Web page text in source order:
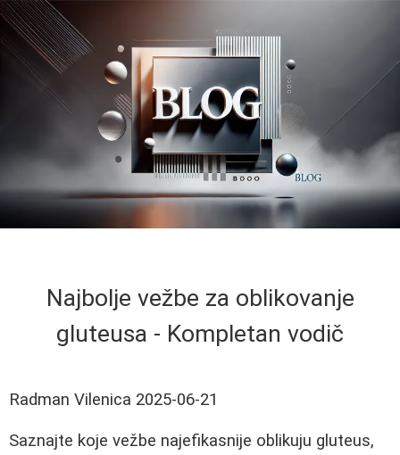
Najbolje vežbe za oblikovanje
gluteusa - Kompletan vodič
Radman Vilenica 2025-06-21
Saznajte koje vežbe najefikasnije oblikuju gluteus,